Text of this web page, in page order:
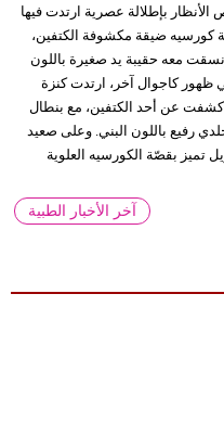
الأنظار بإطلالة عصرية ارتدت فيها
كورسيه ضيقة مكشوفة الكتفين،
معه حقيبة يد صغيرة باللون
ظهور كاجوال آخر، ارتدت كنزة
كشفت عن أحد الكتفين، مع بنطال
رفيع باللون البني. وعلى صعيد
تميز بقصّة الكورسيه العلوية
آخر الأخبار الطبية